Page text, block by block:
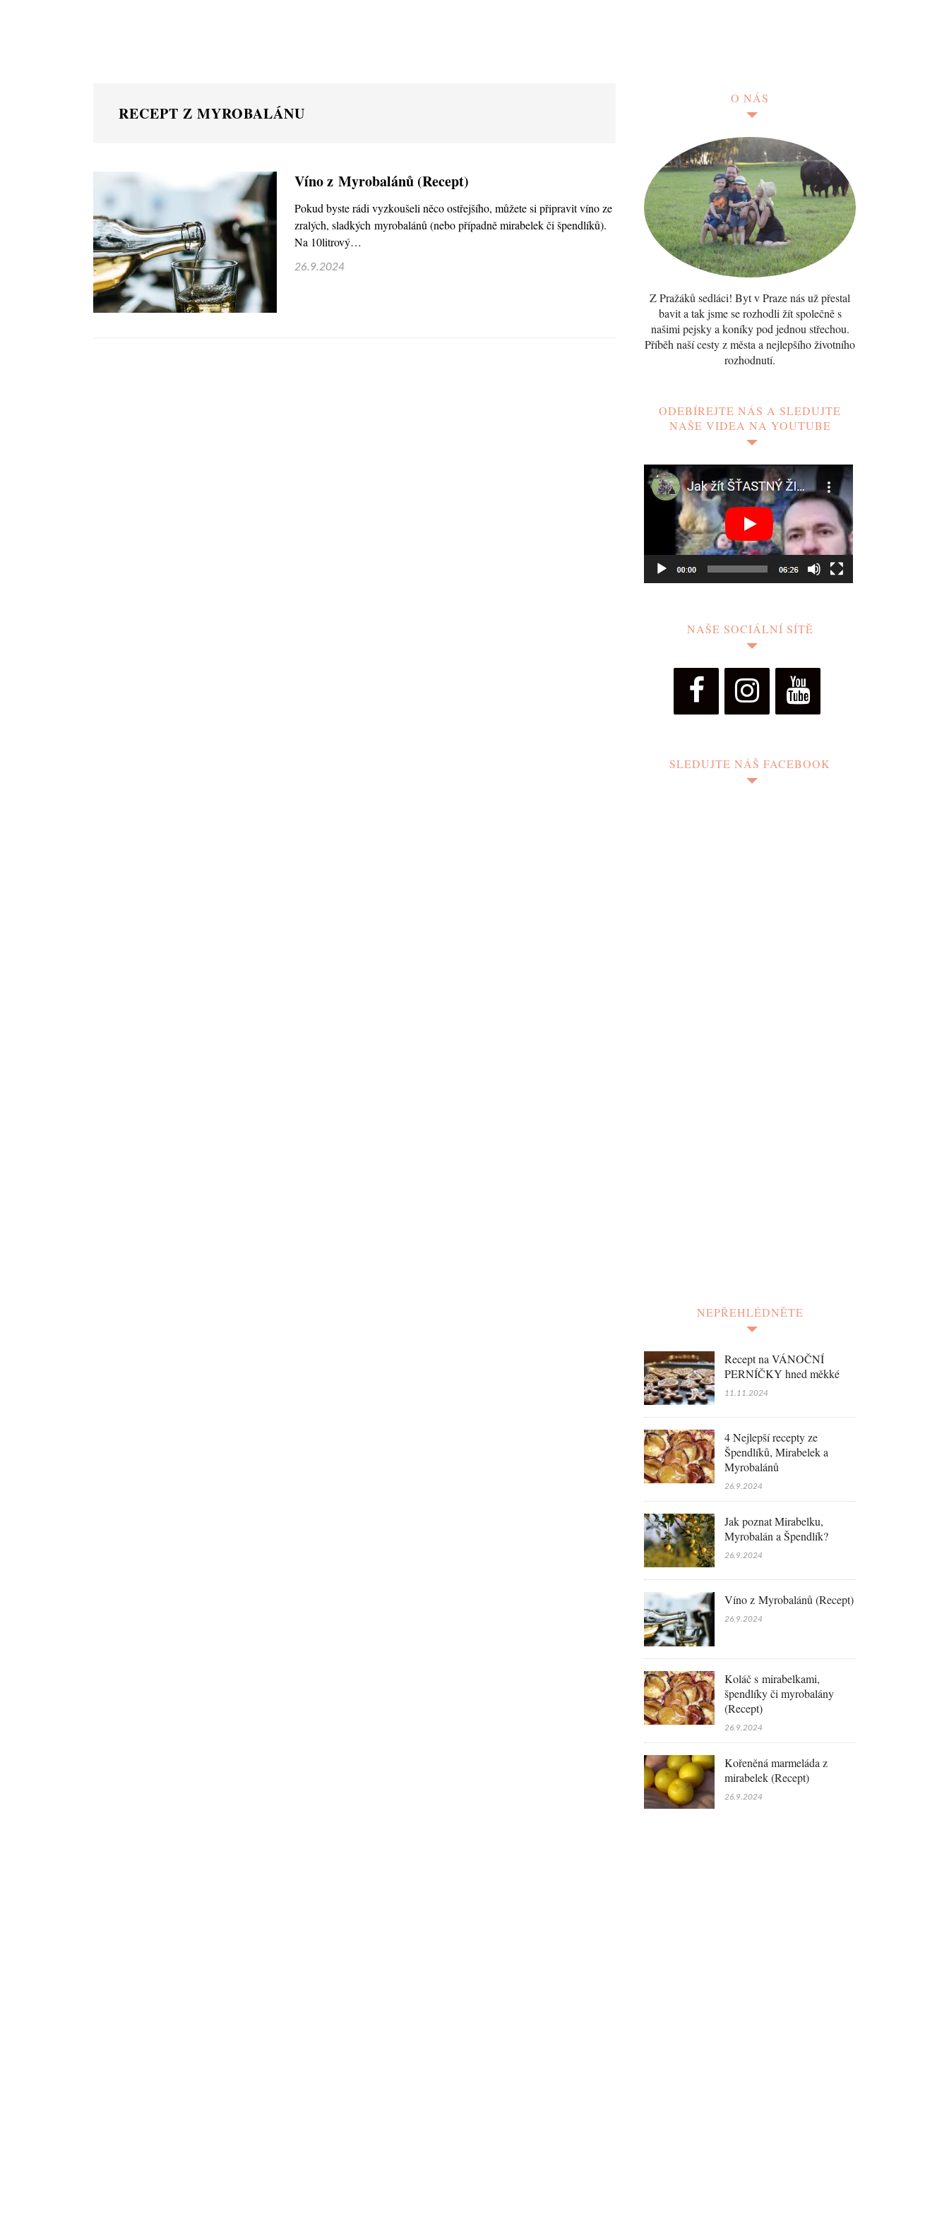
RECEPT Z MYROBALÁNU
Víno z Myrobalánů (Recept)
Pokud byste rádi vyzkoušeli něco ostřejšího, můžete si připravit víno ze
zralých, sladkých myrobalánů (nebo případně mirabelek či špendlíků).
Na 10litrový…
26.9.2024
O NÁS
Z Pražáků sedláci! Byt v Praze nás už přestal
bavit a tak jsme se rozhodli žít společně s
našimi pejsky a koníky pod jednou střechou.
Příběh naší cesty z města a nejlepšího životního
rozhodnutí.
ODEBÍREJTE NÁS A SLEDUJTE
NAŠE VIDEA NA YOUTUBE
NAŠE SOCIÁLNÍ SÍTĚ
SLEDUJTE NÁŠ FACEBOOK
NEPŘEHLÉDNĚTE
Recept na VÁNOČNÍ
PERNÍČKY hned měkké
11.11.2024
4 Nejlepší recepty ze
Špendlíků, Mirabelek a
Myrobalánů
26.9.2024
Jak poznat Mirabelku,
Myrobalán a Špendlík?
26.9.2024
Víno z Myrobalánů (Recept)
26.9.2024
Koláč s mirabelkami,
špendlíky či myrobalány
(Recept)
26.9.2024
Kořeněná marmeláda z
mirabelek (Recept)
26.9.2024